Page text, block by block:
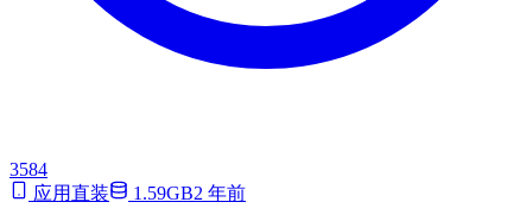
3584
应用直装
1.59GB2 年前